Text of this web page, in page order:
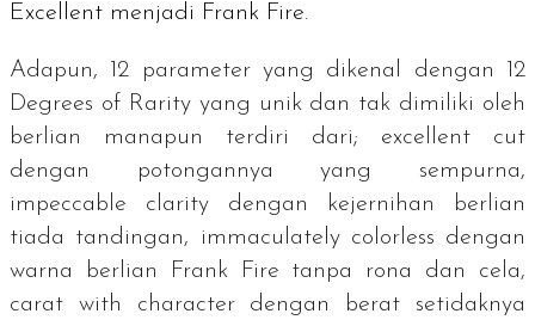
Excellent menjadi Frank Fire.
Adapun, 12 parameter yang dikenal dengan
12
Degrees of Rarityyang unik dan tak dimiliki oleh
berlian manapun terdiri dari; excellent cut
dengan potongannya yang sempurna,
impeccable clarity dengan kejernihan berlian
tiada tandingan, immaculately colorless dengan
warna berlian Frank Fire tanpa rona dan cela,
carat with character dengan berat setidaknya